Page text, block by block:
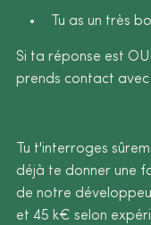
Tu as un très
Si ta réponse est
prends contact avec
Tu t'interroges
déjà te donner une
de notre
et 45 k€ selon